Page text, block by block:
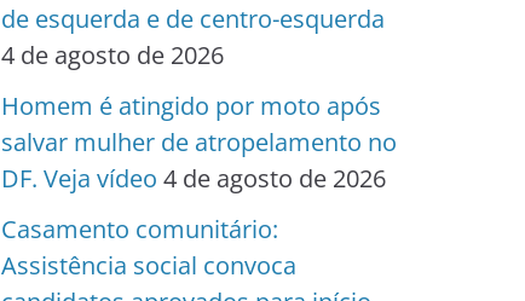
de esquerda e de centro-esquerda
4 de agosto de 2026
Homem é atingido por moto após
salvar mulher de atropelamento no
DF. Veja vídeo 4 de agosto de 2026
Casamento comunitário:
Assistência social convoca